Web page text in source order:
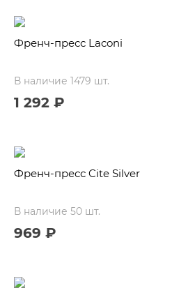
Френч-пресс Laconi
В наличие 1479 шт.
1 292 ₽
Френч-пресс Cite Silver
В наличие 50 шт.
969 ₽